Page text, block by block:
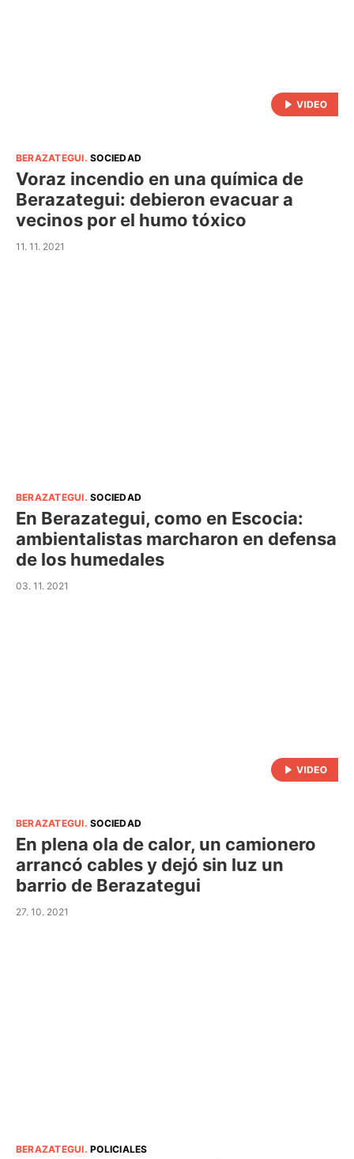
BERAZATEGUI.SOCIEDAD
Voraz incendio en una química de
Berazategui: debieron evacuar a
vecinos por el humo tóxico
11. 11. 2021
BERAZATEGUI.SOCIEDAD
En Berazategui, como en Escocia:
ambientalistas marcharon en defensa
de los humedales
03. 11. 2021
BERAZATEGUI.SOCIEDAD
En plena ola de calor, un camionero
arrancó cables y dejó sin luz un
barrio de Berazategui
27. 10. 2021
BERAZATEGUI.POLICIALES